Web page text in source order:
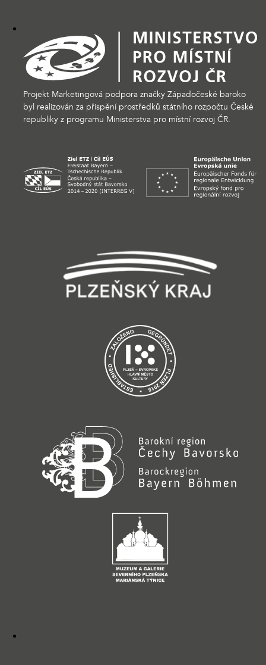
Projekt Marketingová podpora značky Západočeské baroko
byl realizován za přispění prostředků státního rozpočtu České
republiky z programu Ministerstva pro místní rozvoj ČR.